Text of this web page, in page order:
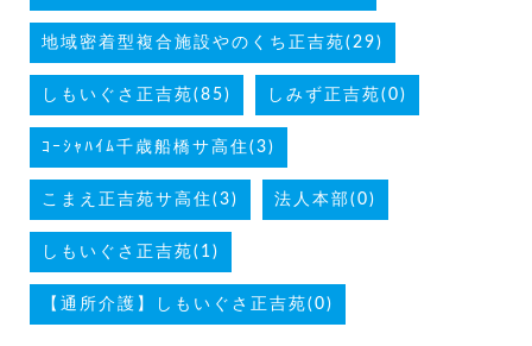
地域密着型複合施設やのくち正吉苑(29)
しもいぐさ正吉苑(85) しみず正吉苑(0)
ｺｰｼｬﾊｲﾑ千歳船橋サ高住(3)
こまえ正吉苑サ高住(3) 法人本部(0)
しもいぐさ正吉苑(1)
【通所介護】しもいぐさ正吉苑(0)